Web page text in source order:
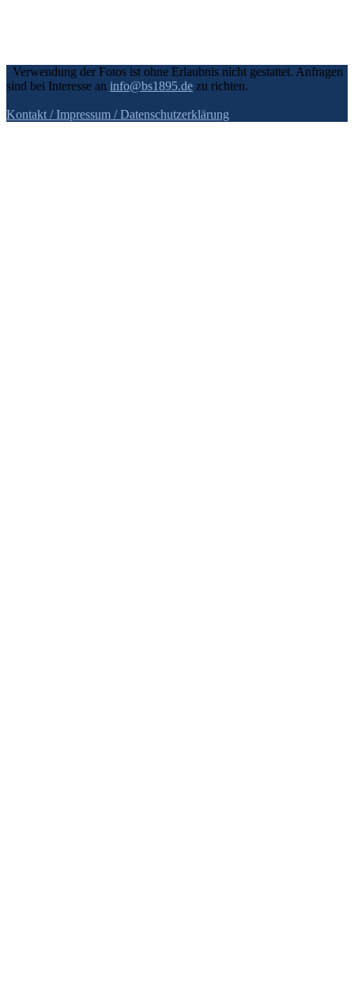
Verwendung der Fotos ist ohne Erlaubnis nicht gestattet. Anfragen
sind bei Interesse an info@bs1895.de zu richten.
Kontakt / Impressum / Datenschutzerklärung